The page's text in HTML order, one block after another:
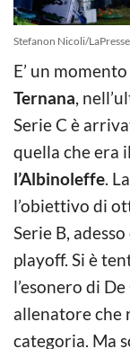
Stefanon Nicoli/LaPresse
E’ un
Ternana,
Serie C è
quella che era
l’Albinoleffe.
l’obiettivo di
Serie B,
playoff. Si è
l’esonero di
allenatore che
categoria. Ma